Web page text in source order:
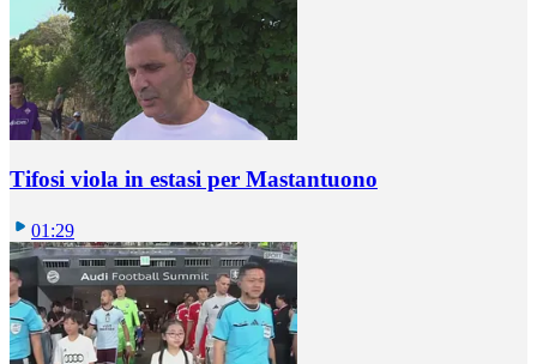
Tifosi viola in estasi per Mastantuono
01:29